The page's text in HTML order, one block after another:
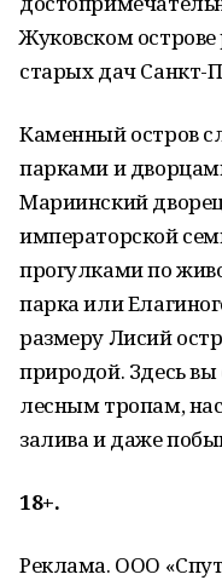
Жуковском
старых дач Санкт-
Каменный остров
парками и
Мариинский
императорской
прогулками по
парка или
размеру Лисий
природой. Здесь
лесным тропам,
залива и даже
18+.
Реклама. ООО